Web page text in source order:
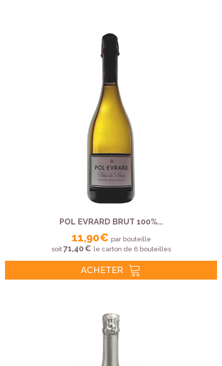
POL EVRARD BRUT 100%...
11,90 € par bouteille
soit 71,40 € le carton de 6 bouteilles
ACHETER